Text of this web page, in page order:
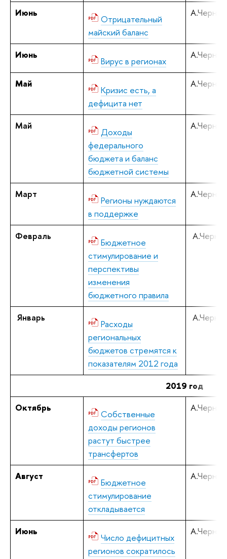
Июнь
Отрицательный
майский баланс
Июнь
Вирус в регионах
Май
Кризис есть, а
дефицита нет
Май
Доходы
федерального
бюджета и баланс
бюджетной системы
Март
Регионы нуждаются
в поддержке
Февраль
Бюджетное
стимулирование и
перспективы
изменения
бюджетного правила
Январь
Расходы
региональных
бюджетов стремятся к
показателям 2012 года
2019 год
Октябрь
Собственные
доходы регионов
растут быстрее
трансфертов
Август
Бюджетное
стимулирование
откладывается
Июнь
Число дефицитных
регионов сократилось